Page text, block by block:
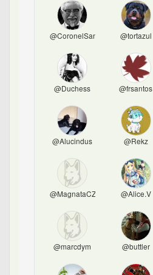
@CoronelSanders @tortazul
@Duchess @frsantos
@Alucindus @Rekz
@MagnataCZ @Alice.V
@marcdym @buttler